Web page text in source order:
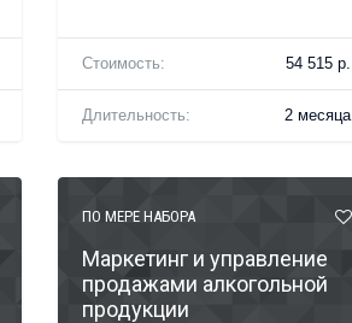
Стоимость: 54 515 р.
Длительность: 2 месяца
ПО МЕРЕ НАБОРА
Маркетинг и управление
продажами алкогольной
продукции